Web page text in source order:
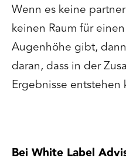
Wenn es keine
keinen Raum für
Augenhöhe gibt,
daran, dass in der
Ergebnisse entstehen
Bei White Label